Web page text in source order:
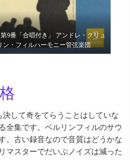
9番「合唱付き」 アンドレ・クリュ
ン・フィルハーモニー管弦楽団
して奇をてらうことはしていな
全集です。ベルリンフィルのサウ
。古い録音なので音質はどうかな
マスターでだいぶノイズは減った